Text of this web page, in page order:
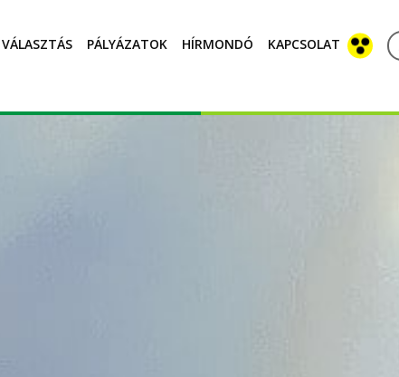
VÁLASZTÁS PÁLYÁZATOK HÍRMONDÓ KAPCSOLAT